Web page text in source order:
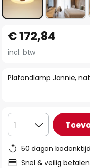
naar
het
van
gallerij
Plafondlamp Jannie,
€ 172,84
incl. btw
1
50 dagen bedenktijd
Snel & veilig betalen